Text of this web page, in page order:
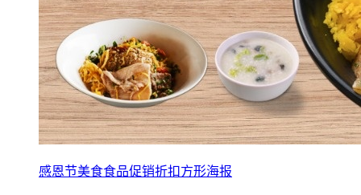
感恩节美食食品促销折扣方形海报